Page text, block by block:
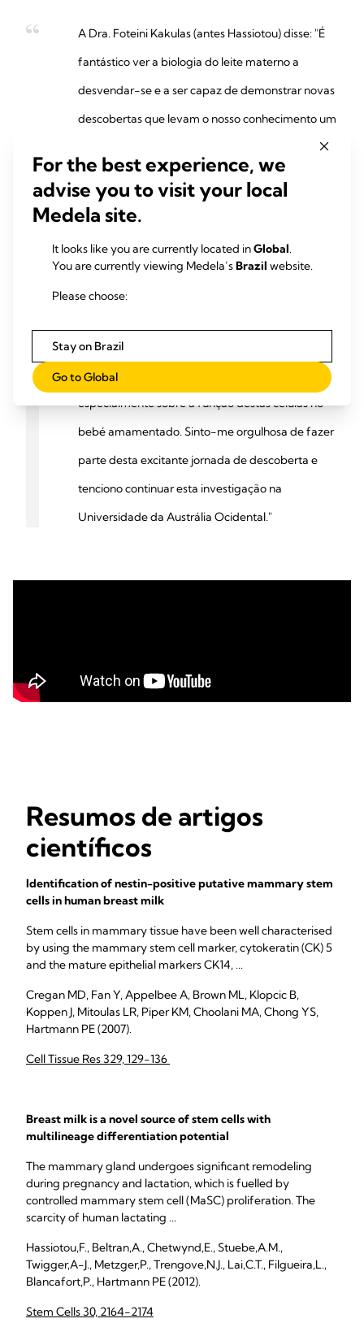
A Dra. Foteini Kakulas (antes Hassiotou) disse: "É
fantástico ver a biologia do leite materno a
desvendar-se e a ser capaz de demonstrar novas
descobertas que levam o nosso conhecimento um
passo em frente. Através do apoio financeiro da
Medela, tem sido possível conduzir esta
investigação, a qual demonstra mais uma razão
nutrição para o bebé. Além disso, tem vindo a
tornar-se claro que o leite materno pode servir
de células estaminais – no entanto, muitas
questões permanecem ainda sem resposta,
especialmente sobre a função destas células no
bebé amamentado. Sinto-me orgulhosa de fazer
parte desta excitante jornada de descoberta e
tenciono continuar esta investigação na
Universidade da Austrália Ocidental."
Resumos de artigos
científicos
Identification of nestin-positive putative mammary stem
cells in human breast milk
Stem cells in mammary tissue have been well characterised
by using the mammary stem cell marker, cytokeratin (CK) 5
and the mature epithelial markers CK14, ...
Cregan MD, Fan Y, Appelbee A, Brown ML, Klopcic B,
Koppen J, Mitoulas LR, Piper KM, Choolani MA, Chong YS,
Hartmann PE (2007).
Cell Tissue Res 329, 129-136
Breast milk is a novel source of stem cells with
multilineage differentiation potential
The mammary gland undergoes significant remodeling
during pregnancy and lactation, which is fuelled by
controlled mammary stem cell (MaSC) proliferation. The
scarcity of human lactating ...
Hassiotou,F., Beltran,A., Chetwynd,E., Stuebe,A.M.,
Twigger,A-J., Metzger,P., Trengove,N.J., Lai,C.T., Filgueira,L.,
Blancafort,P., Hartmann PE (2012).
Stem Cells 30, 2164-2174
For the best experience, we
advise you to visit your local
Medela site.
It looks like you are currently located inGlobal.
You are currently viewing Medela’sBrazil website.
Please choose:
Stay on Brazil
Go to Global